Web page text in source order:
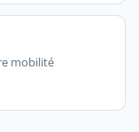
mobilité